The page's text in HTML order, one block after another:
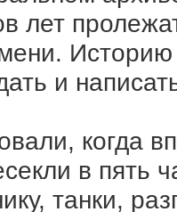
лет
и
когда
в пять
танки,